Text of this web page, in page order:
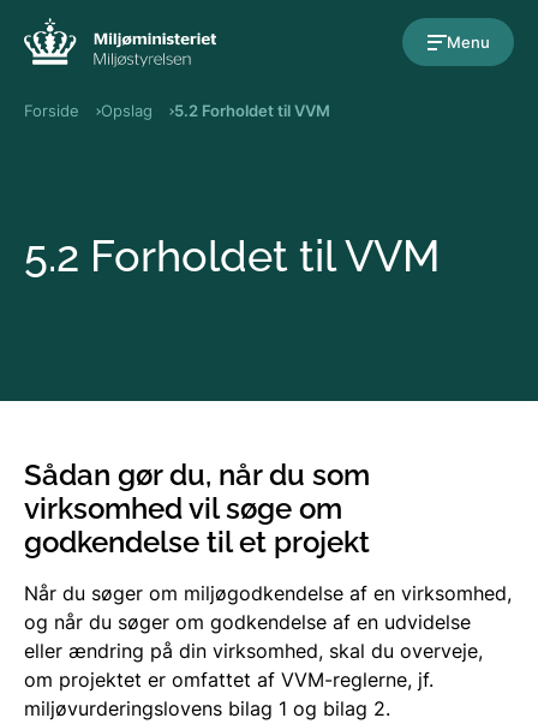
Menu
Forside Opslag 5.2 Forholdet til VVM
5.2 Forholdet til VVM
Sådan gør du, når du som
virksomhed vil søge om
godkendelse til et projekt
Når du søger om miljøgodkendelse af en virksomhed,
og når du søger om godkendelse af en udvidelse
eller ændring på din virksomhed, skal du overveje,
om projektet er omfattet af VVM-reglerne, jf.
miljøvurderingslovens bilag 1 og bilag 2.